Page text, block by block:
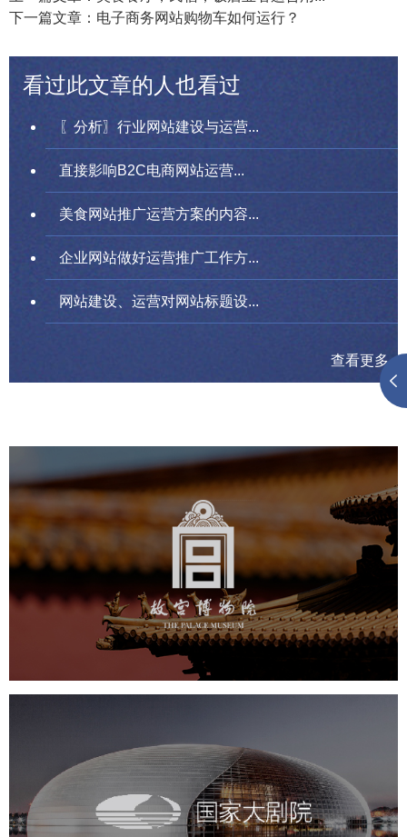
下一篇文章：电子商务网站购物车如何运行？
看过此文章的人也看过
〖分析〗行业网站建设与运营...
直接影响B2C电商网站运营...
美食网站推广运营方案的内容...
企业网站做好运营推广工作方...
网站建设、运营对网站标题设...
查看更多
故宫博物院
文化艺术 博物馆 智慧博物馆
博物馆网站建设
景区网站建设
文创商城 万能专题 网站代运营
国家大剧院